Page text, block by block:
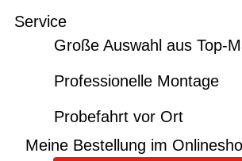
Service
Große Auswahl aus Top-
Professionelle Montage
Probefahrt vor Ort
Meine Bestellung im